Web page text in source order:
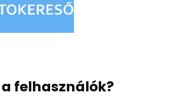
felhasználók?